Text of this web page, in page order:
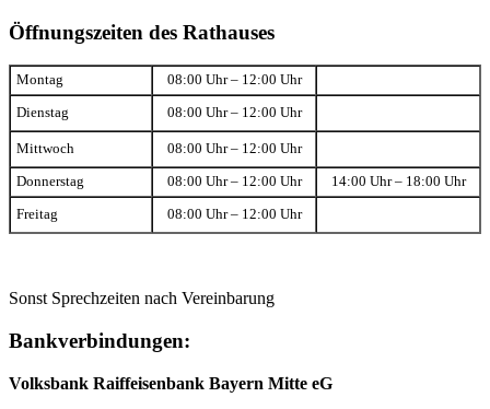
Öffnungszeiten des Rathauses
Montag 08:00 Uhr – 12:00 Uhr
Dienstag 08:00 Uhr – 12:00 Uhr
Mittwoch 08:00 Uhr – 12:00 Uhr
Donnerstag 08:00 Uhr – 12:00 Uhr 14:00 Uhr – 18:00 Uhr
Freitag 08:00 Uhr – 12:00 Uhr
Sonst Sprechzeiten nach Vereinbarung
Bankverbindungen:
Volksbank Raiffeisenbank Bayern Mitte eG